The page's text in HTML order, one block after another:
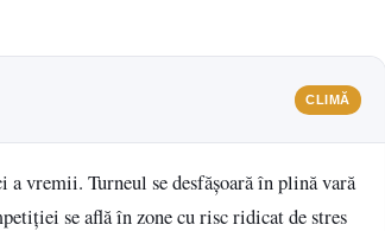
CLIMĂ
a vremii. Turneul se desfășoară în plină vară
se află în zone cu risc ridicat de stres